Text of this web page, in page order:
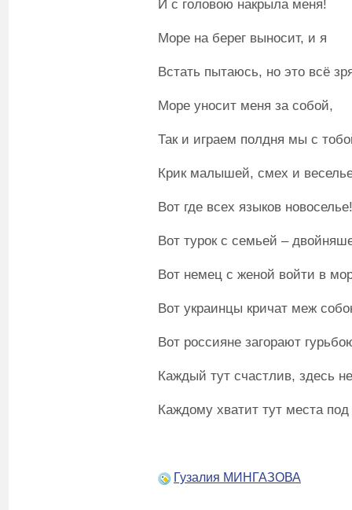
И с головою накрыла меня!
Море на берег выносит, и я
Встать пытаюсь, но это всё
Море уносит меня за собой,
Так и играем полдня мы с
Крик малышей, смех и
Вот где всех языков новоселье!
Вот турок с семьей –
Вот немец с женой войти в
Вот украинцы кричат меж
Вот россияне загорают
Каждый тут счастлив, здесь
Каждому хватит тут места
Гузалия МИНГАЗОВА